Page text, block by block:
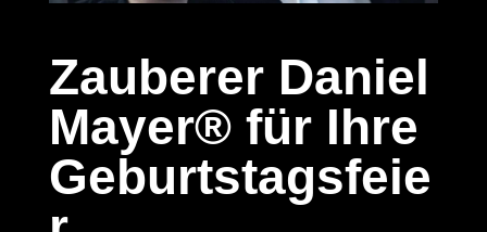
Zauberer Daniel
Mayer® für Ihre
Geburtstagsfeie